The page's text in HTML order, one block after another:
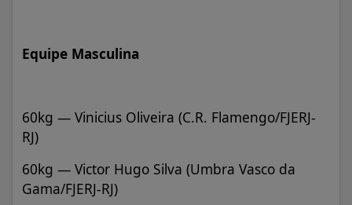
Equipe Masculina
60kg — Vinicius Oliveira (C.R. Flamengo/FJERJ-
RJ)
60kg — Victor Hugo Silva (Umbra Vasco da
Gama/FJERJ-RJ)